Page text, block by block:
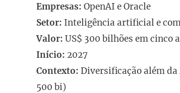
Empresas: OpenAI e Oracle
Setor: Inteligência artificial e
Valor: US$ 300 bilhões em cinco
Início: 2027
Contexto: Diversificação além
500 bi)